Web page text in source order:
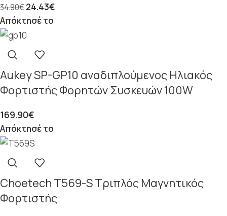
34.90€24.43€
Απόκτησέ το
Aukey SP-GP10 αναδιπλούμενος Ηλιακός
Φορτιστής Φορητών Συσκευών 100W
169.90€
Απόκτησέ το
Choetech T569-S Τριπλός Μαγνητικός
Φορτιστής